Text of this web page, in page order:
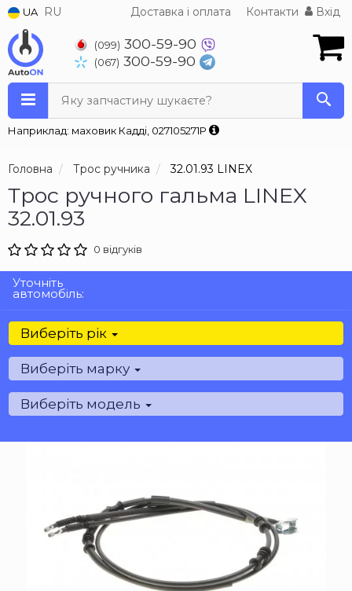
UA RU Доставка і оплата Контакти Вхід
(099) 300-59-90
(067) 300-59-90
Яку запчастину шукаєте?
Наприклад: маховик Кадді, 027105271P
Головна Трос ручника 32.01.93 LINEX
Трос ручного гальма LINEX
32.01.93
0 відгуків
Уточніть
автомобіль:
Виберіть рік
Виберіть марку
Виберіть модель